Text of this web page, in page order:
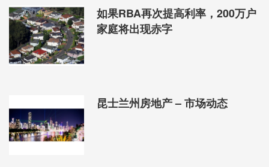
如果RBA再次提高利率，200万户
家庭将出现赤字
昆士兰州房地产 – 市场动态